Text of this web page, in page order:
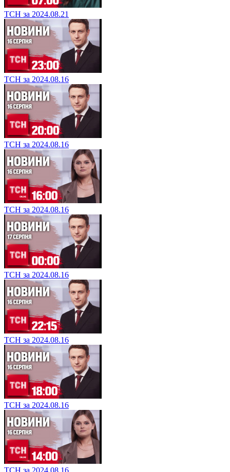
ТСН за 2024.08.21
ТСН за 2024.08.16
ТСН за 2024.08.16
ТСН за 2024.08.16
ТСН за 2024.08.16
ТСН за 2024.08.16
ТСН за 2024.08.16
ТСН за 2024.08.16